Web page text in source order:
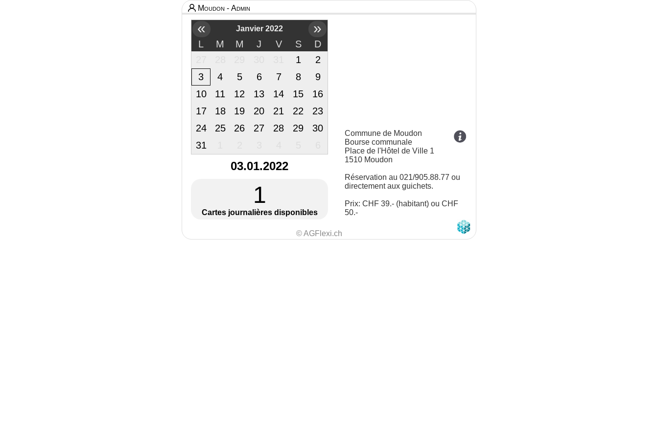
Moudon - Admin
« Janvier 2022 »
L M M J V S
D
1
2
3
4 5 6 7 8
9
10
11 12 13 14 15
16
17
18 19 20 21 22
23
24
25 26 27 28 29
30
31
03.01.2022
1
Cartes journalières disponibles
Commune de Moudon
Bourse communale
Place de l'Hôtel de Ville 1
1510 Moudon
Réservation au 021/905.88.77 ou
directement aux guichets.
Prix: CHF 39.- (habitant) ou CHF
50.-
© AGFlexi.ch